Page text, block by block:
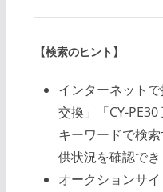
【検索のヒント】
インターネット
交換」「CY-
キーワードで検
供状況を確認でき
オークションサ